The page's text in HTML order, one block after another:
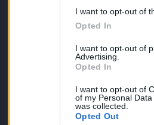
I want to opt-out of
Opted In
I want to opt-out of
Advertising.
Opted In
I want to opt-out of
of my Personal
was collected.
Opted Out